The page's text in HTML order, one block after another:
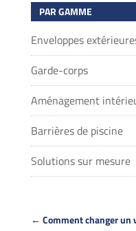
PAR GAMME
Enveloppes
Garde-corps
Aménagement
Barrières de piscine
Solutions sur mesure
← Comment changer un